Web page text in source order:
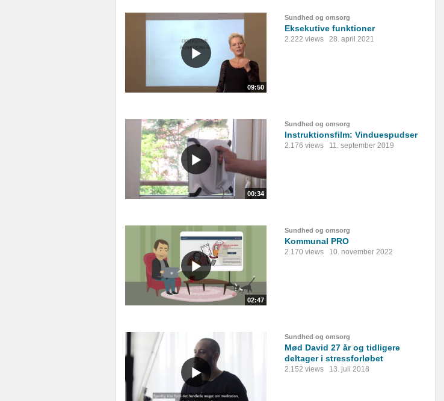
09:50
Sundhed og omsorg
Eksekutive funktioner
2.222 views 28. april 2021
00:34
Sundhed og omsorg
Instruktionsfilm: Vinduespudser
2.176 views 11. september 2019
02:47
Sundhed og omsorg
Kommunal PRO
2.170 views 10. november 2022
Sundhed og omsorg
Mød David 27 år og tidligere
deltager i stressforløbet
2.152 views 13. juli 2018